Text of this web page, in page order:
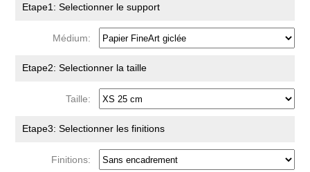
Etape1: Selectionner le support
Médium:
Etape2: Selectionner la taille
Taille:
Etape3: Selectionner les finitions
Finitions: